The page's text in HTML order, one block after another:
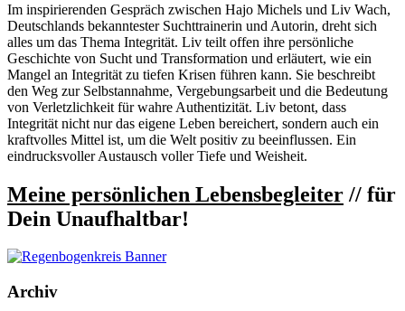
Im inspirierenden Gespräch zwischen Hajo Michels und Liv Wach,
Deutschlands bekanntester Suchttrainerin und Autorin, dreht sich
alles um das Thema Integrität. Liv teilt offen ihre persönliche
Geschichte von Sucht und Transformation und erläutert, wie ein
Mangel an Integrität zu tiefen Krisen führen kann. Sie beschreibt
den Weg zur Selbstannahme, Vergebungsarbeit und die Bedeutung
von Verletzlichkeit für wahre Authentizität. Liv betont, dass
Integrität nicht nur das eigene Leben bereichert, sondern auch ein
kraftvolles Mittel ist, um die Welt positiv zu beeinflussen. Ein
eindrucksvoller Austausch voller Tiefe und Weisheit.
Meine persönlichen Lebensbegleiter // für
Dein Unaufhaltbar!
Archiv